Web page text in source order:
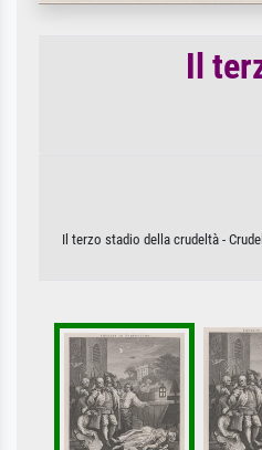
Il
Il terzo stadio della crudeltà -